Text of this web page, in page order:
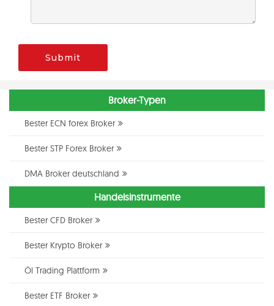
Submit
Broker-Typen
Bester ECN forex Broker
Bester STP Forex Broker
DMA Broker deutschland
Handelsinstrumente
Bester CFD Broker
Bester Krypto Broker
Öl Trading Plattform
Bester ETF Broker